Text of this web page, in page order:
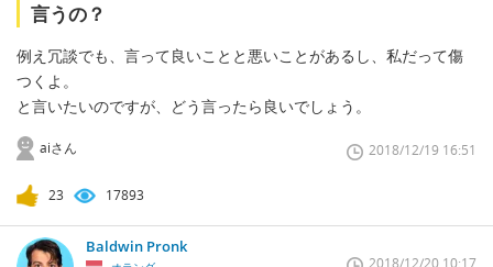
言うの？
例え冗談でも、言って良いことと悪いことがあるし、私だって傷
つくよ。
と言いたいのですが、どう言ったら良いでしょう。
aiさん 2018/12/19 16:51
23 17893
Baldwin Pronk
2018/12/20 10:17